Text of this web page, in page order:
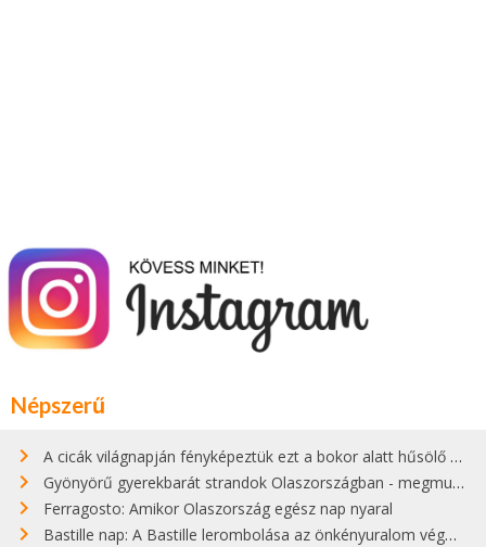
Népszerű
A cicák világnapján fényképeztük ezt a bokor alatt hűsölő cicát Kisorosziban
Gyönyörű gyerekbarát strandok Olaszországban - megmutatjuk a 15 legjobbat
Ferragosto: Amikor Olaszország egész nap nyaral
Bastille nap: A Bastille lerombolása az önkényuralom végét jelentette